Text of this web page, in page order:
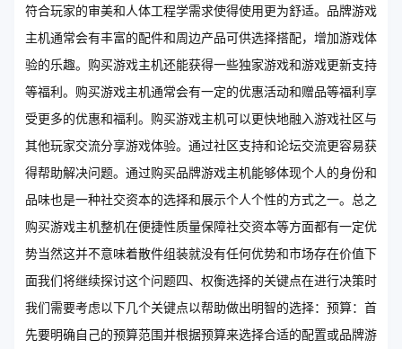
符合玩家的审美和人体工程学需求使得使用更为舒适。品牌游戏
主机通常会有丰富的配件和周边产品可供选择搭配，增加游戏体
验的乐趣。购买游戏主机还能获得一些独家游戏和游戏更新支持
等福利。购买游戏主机通常会有一定的优惠活动和赠品等福利享
受更多的优惠和福利。购买游戏主机可以更快地融入游戏社区与
其他玩家交流分享游戏体验。通过社区支持和论坛交流更容易获
得帮助解决问题。通过购买品牌游戏主机能够体现个人的身份和
品味也是一种社交资本的选择和展示个人个性的方式之一。总之
购买游戏主机整机在便捷性质量保障社交资本等方面都有一定优
势当然这并不意味着散件组装就没有任何优势和市场存在价值下
面我们将继续探讨这个问题四、权衡选择的关键点在进行决策时
我们需要考虑以下几个关键点以帮助做出明智的选择：预算：首
先要明确自己的预算范围并根据预算来选择合适的配置或品牌游